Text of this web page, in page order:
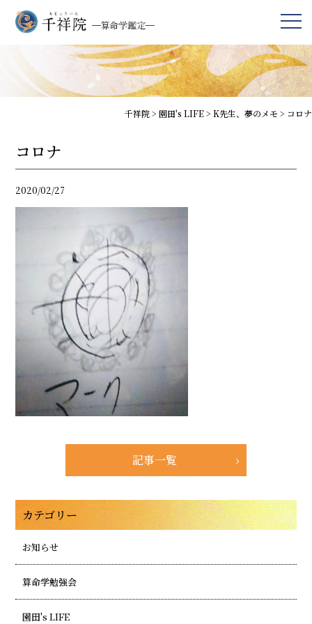
千祥院> 園田's LIFE> K先生、夢のメモ > コロナ
コロナ
2020/02/27
記事一覧
カテゴリー
お知らせ
算命学勉強会
園田's LIFE